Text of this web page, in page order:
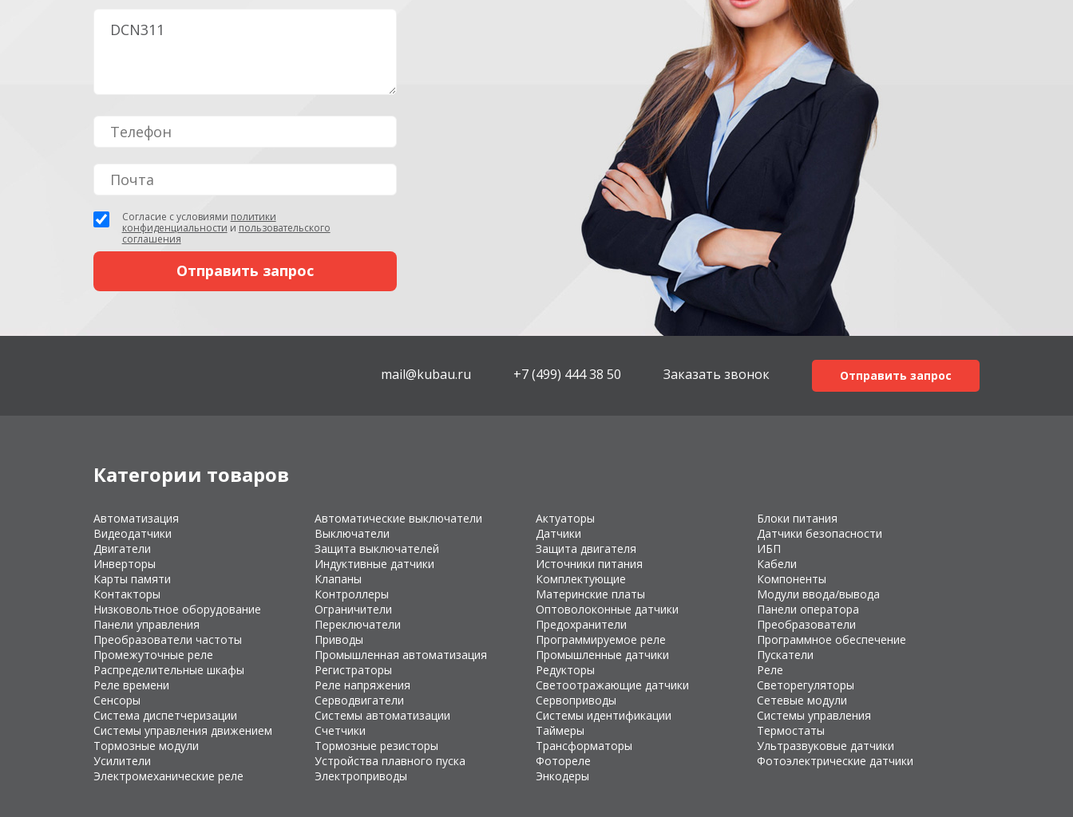
Согласие с условиями политики
конфиденциальности и пользовательского
соглашения
mail@kubau.ru +7 (499) 444 38 50 Заказать звонок Отправить запрос
Категории товаров
Автоматизация Автоматические выключатели Актуаторы
Блоки питания
Видеодатчики
Выключатели Датчики
Датчики безопасности
Двигатели
Защита выключателей Защита двигателя
ИБП
Инверторы
Индуктивные датчики Источники питания
Кабели
Карты памяти
Клапаны Комплектующие
Компоненты
Контакторы
Контроллеры Материнские платы
Модули ввода/вывода
Низковольтное оборудование
Ограничители Оптоволоконные датчики
Панели оператора
Панели управления
Переключатели Предохранители
Преобразователи
Преобразователи частоты
Приводы Программируемое реле
Программное обеспечение
Промежуточные реле
Промышленная автоматизация Промышленные датчики
Пускатели
Распределительные шкафы
Регистраторы Редукторы
Реле
Реле времени
Реле напряжения Светоотражающие датчики
Светорегуляторы
Сенсоры
Серводвигатели Сервоприводы
Сетевые модули
Система диспетчеризации
Системы автоматизации Системы идентификации
Системы управления
Системы управления движением
Счетчики Таймеры
Термостаты
Тормозные модули
Тормозные резисторы Трансформаторы
Ультразвуковые датчики
Усилители
Устройства плавного пуска Фотореле
Фотоэлектрические датчики
Электромеханические реле
Электроприводы Энкодеры